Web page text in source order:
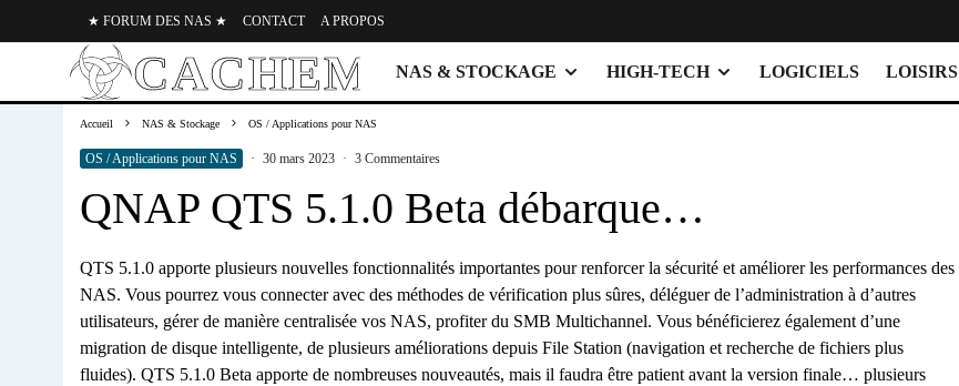
★ FORUM DES NAS ★ CONTACT A PROPOS
NAS & STOCKAGE HIGH-TECH LOGICIELS LOISIRS
Accueil NAS & Stockage OS / Applications pour NAS
OS / Applications pour NAS · 30 mars 2023 · 3 Commentaires
QNAP QTS 5.1.0 Beta débarque…
QTS 5.1.0 apporte plusieurs nouvelles fonctionnalités importantes pour renforcer la sécurité et améliorer les performances des
NAS. Vous pourrez vous connecter avec des méthodes de vérification plus sûres, déléguer de l’administration à d’autres
utilisateurs, gérer de manière centralisée vos NAS, profiter du SMB Multichannel. Vous bénéficierez également d’une
migration de disque intelligente, de plusieurs améliorations depuis File Station (navigation et recherche de fichiers plus
fluides). QTS 5.1.0 Beta apporte de nombreuses nouveautés, mais il faudra être patient avant la version finale… plusieurs